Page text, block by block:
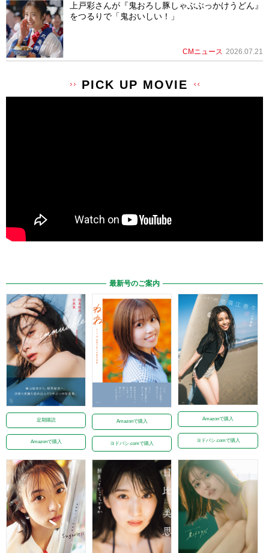
上戸彩さんが『鬼おろし豚しゃぶぶっかけうどん』
をつるりで「鬼おいしい！」
CMニュース 2026.07.21
PICK UP MOVIE
最新号のご案内
定期購読
Amazonで購入
Amazonで購入
ヨドバシ.comで購入
Amazonで購入
ヨドバシ.comで購入